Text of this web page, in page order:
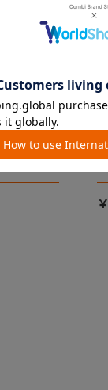
エッグシ
ＩＸ Ｊ
イビー）
側（お子様
側となり